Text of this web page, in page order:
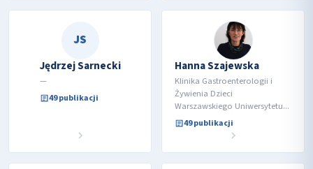
JS
Jędrzej Sarnecki
—
49 publikacji
Hanna Szajewska
Klinika Gastroenterologii i
Żywienia Dzieci
Warszawskiego Uniwersytetu...
49 publikacji